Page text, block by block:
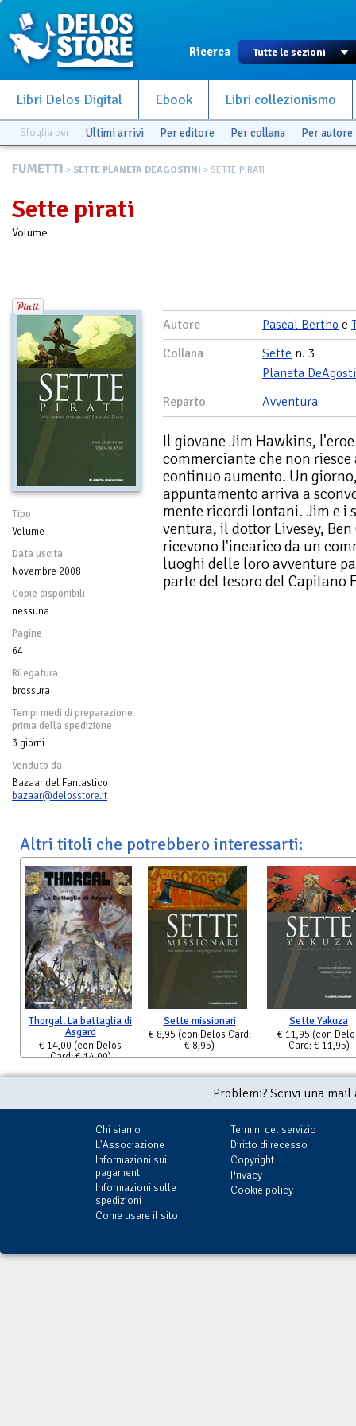
Ricerca
Libri Delos Digital Ebook Libri collezionismo
Sfoglia per Ultimi arrivi Per editore Per collana Per autore
FUMETTI > SETTE PLANETA DEAGOSTINI > SETTE PIRATI
Sette pirati
Volume
Tipo
Volume
Data uscita
Novembre 2008
Copie disponibili
nessuna
Pagine
64
Rilegatura
brossura
Tempi medi di preparazione
prima della spedizione
3 giorni
Venduto da
Bazaar del Fantastico
bazaar@delosstore.it
Autore Pascal Bertho e
Collana
Sette n. 3
Planeta
Reparto
Avventura
Il giovane Jim Hawkins,
commerciante che non
continuo aumento. Un
appuntamento arriva a
mente ricordi lontani. Jim e i
ventura, il dottor Livesey,
ricevono l'incarico da un
luoghi delle loro avventure
parte del tesoro del Capitano
Altri titoli che potrebbero interessarti:
Thorgal. La battaglia di
Asgard
€ 14,00 (con Delos
Card: € 14,00)
Sette missionari
€ 8,95 (con Delos Card:
€ 8,95)
Sette Yakuza
€ 11,95 (con
Card: € 11,95)
Problemi? Scrivi una
Chi siamo
L'Associazione
Informazioni sui
pagamenti
Informazioni sulle
spedizioni
Come usare il sito
Termini del servizio
Diritto di recesso
Copyright
Privacy
Cookie policy